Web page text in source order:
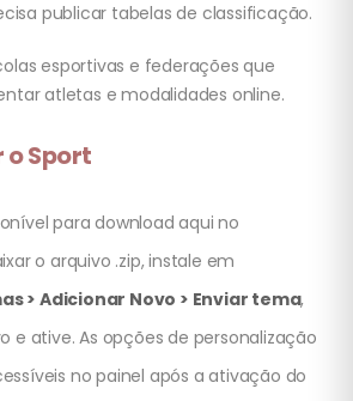
publicar tabelas de classificação.
esportivas e federações que
atletas e modalidades online.
o Sport
para download aqui no
o arquivo .zip, instale em
> Adicionar Novo > Enviar tema,
e ative. As opções de personalização
no painel após a ativação do